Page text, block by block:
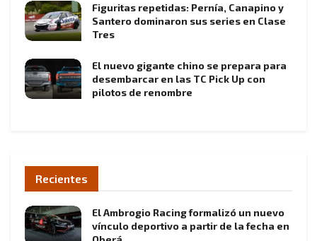
Figuritas repetidas: Pernía, Canapino y
Santero dominaron sus series en Clase
Tres
El nuevo gigante chino se prepara para
desembarcar en las TC Pick Up con
pilotos de renombre
Recientes
El Ambrogio Racing formalizó un nuevo
vínculo deportivo a partir de la fecha en